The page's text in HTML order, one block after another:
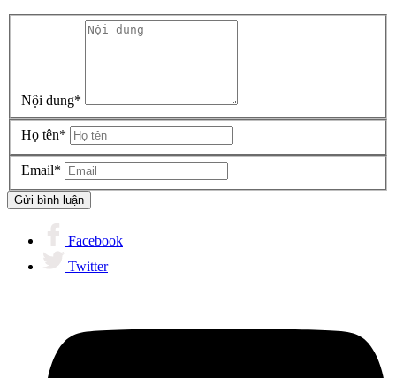
Nội dung*
Họ tên*
Email*
Gửi bình luận
Facebook
Twitter